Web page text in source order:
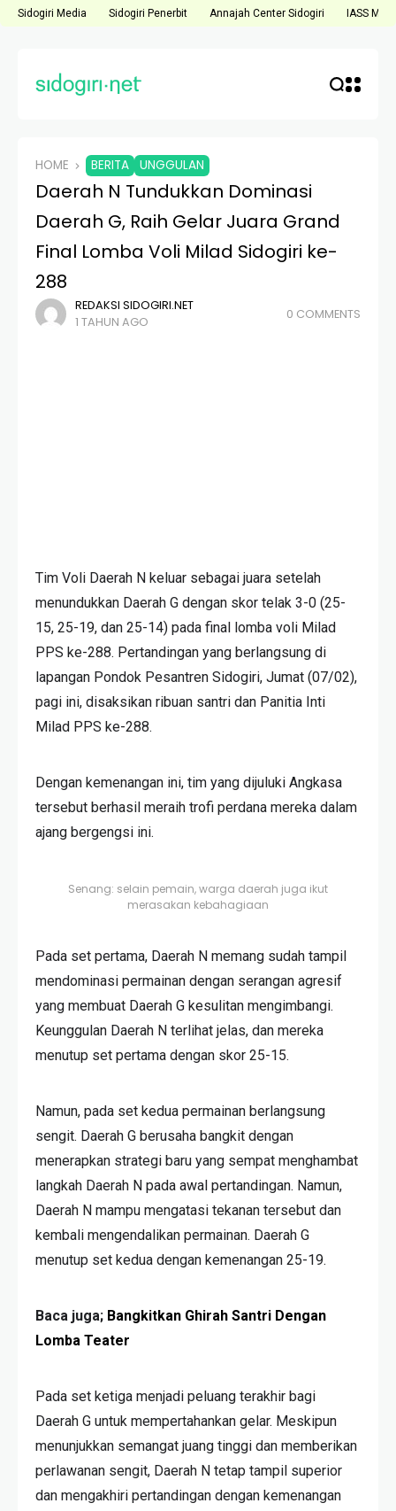
Sidogiri Media Sidogiri Penerbit Annajah Center Sidogiri IASS
HOME BERITA UNGGULAN
Daerah N Tundukkan Dominasi
Daerah G, Raih Gelar Juara Grand
Final Lomba Voli Milad Sidogiri ke-
288
REDAKSI SIDOGIRI.NET
1 TAHUN AGO
0 COMMENTS
Tim Voli Daerah N keluar sebagai juara setelah
menundukkan Daerah G dengan skor telak 3-0 (25-
15, 25-19, dan 25-14) pada final lomba voli Milad
PPS ke-288. Pertandingan yang berlangsung di
lapangan Pondok Pesantren Sidogiri, Jumat (07/02),
pagi ini, disaksikan ribuan santri dan Panitia Inti
Milad PPS ke-288.
Dengan kemenangan ini, tim yang dijuluki Angkasa
tersebut berhasil meraih trofi perdana mereka dalam
ajang bergengsi ini.
Senang: selain pemain, warga daerah juga ikut
merasakan kebahagiaan
Pada set pertama, Daerah N memang sudah tampil
mendominasi permainan dengan serangan agresif
yang membuat Daerah G kesulitan mengimbangi.
Keunggulan Daerah N terlihat jelas, dan mereka
menutup set pertama dengan skor 25-15.
Namun, pada set kedua permainan berlangsung
sengit. Daerah G berusaha bangkit dengan
menerapkan strategi baru yang sempat menghambat
langkah Daerah N pada awal pertandingan. Namun,
Daerah N mampu mengatasi tekanan tersebut dan
kembali mengendalikan permainan. Daerah G
menutup set kedua dengan kemenangan 25-19.
Baca juga; Bangkitkan Ghirah Santri Dengan
Lomba Teater
Pada set ketiga menjadi peluang terakhir bagi
Daerah G untuk mempertahankan gelar. Meskipun
menunjukkan semangat juang tinggi dan memberikan
perlawanan sengit, Daerah N tetap tampil superior
dan mengakhiri pertandingan dengan kemenangan